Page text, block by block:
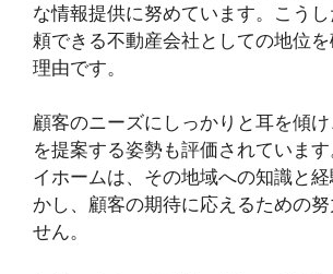
な情報提供に努めています。こう
頼できる不動産会社としての地位
理由です。
顧客のニーズにしっかりと耳を傾
を提案する姿勢も評価されていま
イホームは、その地域への知識と
かし、顧客の期待に応えるための努
せん。